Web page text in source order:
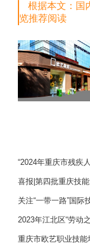
根据本文：国
览推荐阅读
“2024年重庆市残疾
训”职业技能提升计
喜报|第四批重庆技
巴渝青年技能之星名
技能培训学校技能人
关注“一带一路”国际
点，看手艺更考验审
2023年江北区“劳动
赛，我校选手荣获互
重庆市欧艺职业技